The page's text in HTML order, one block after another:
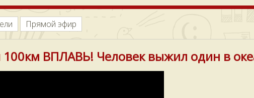
Прямой эфир
ВПЛАВЬ! Человек выжил один в